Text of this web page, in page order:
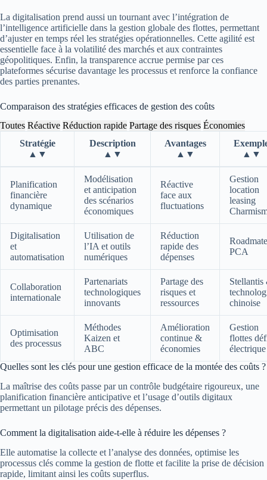
La digitalisation prend aussi un tournant avec l’intégration de
l’intelligence artificielle dans la gestion globale des flottes, permettant
d’ajuster en temps réel les stratégies opérationnelles. Cette agilité est
essentielle face à la volatilité des marchés et aux contraintes
géopolitiques. Enfin, la transparence accrue permise par ces
plateformes sécurise davantage les processus et renforce la confiance
des parties prenantes.
Comparaison des stratégies efficaces de gestion des coûts
Toutes Réactive Réduction rapide Partage des risques Économies
Stratégie
▲▼
Description
▲▼
Avantages
▲▼
▲▼
Planification
financière
dynamique
Modélisation
et anticipation
des scénarios
économiques
Réactive
face aux
fluctuations
Gestion
location
leasing
Digitalisation
et
automatisation
Utilisation de
l’IA et outils
numériques
Réduction
rapide des
dépenses
Roadmate
PCA
Collaboration
internationale
Partenariats
technologiques
innovants
Partage des
risques et
ressources
Stellantis
chinoise
Optimisation
des processus
Méthodes
Kaizen et
ABC
Amélioration
continue &
économies
Gestion
flottes
électrique
Quelles sont les clés pour une gestion efficace de la montée des coûts ?
La maîtrise des coûts passe par un contrôle budgétaire rigoureux, une
planification financière anticipative et l’usage d’outils digitaux
permettant un pilotage précis des dépenses.
Comment la digitalisation aide-t-elle à réduire les dépenses ?
Elle automatise la collecte et l’analyse des données, optimise les
processus clés comme la gestion de flotte et facilite la prise de décision
rapide, limitant ainsi les coûts superflus.